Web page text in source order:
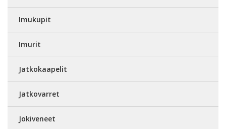
Imukupit
Imurit
Jatkokaapelit
Jatkovarret
Jokiveneet